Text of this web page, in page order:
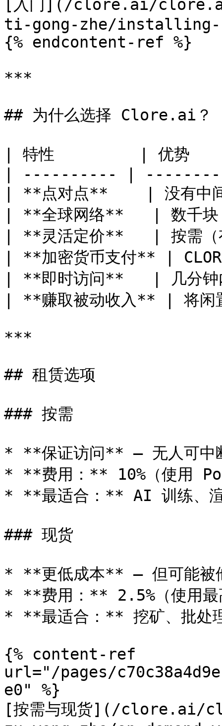
[入门](/clore.ai/
ti-gong-zhe/installing-
{% endcontent-ref %}
***
## 为什么选择 Clore.ai？
| 特性         | 优
| ---------- |
| **点对点**    | 没有
| **全球网络**   | 数千
| **灵活定价**   | 按需（
| **加密货币支付** |
| **即时访问**   | 几分
| **赚取被动收入** | 将
***
## 租赁选项
### 按需
* **保证访问** — 无人可中
* **费用：** 10%（使用
* **最适合：** AI 训练、渲
### 现货
* **更低成本** — 但可能被
* **费用：** 2.5%（使用最
* **最适合：** 挖矿、批处
{% content-ref
url="/pages/
e0" %}
[按需与现货](/clore.ai/